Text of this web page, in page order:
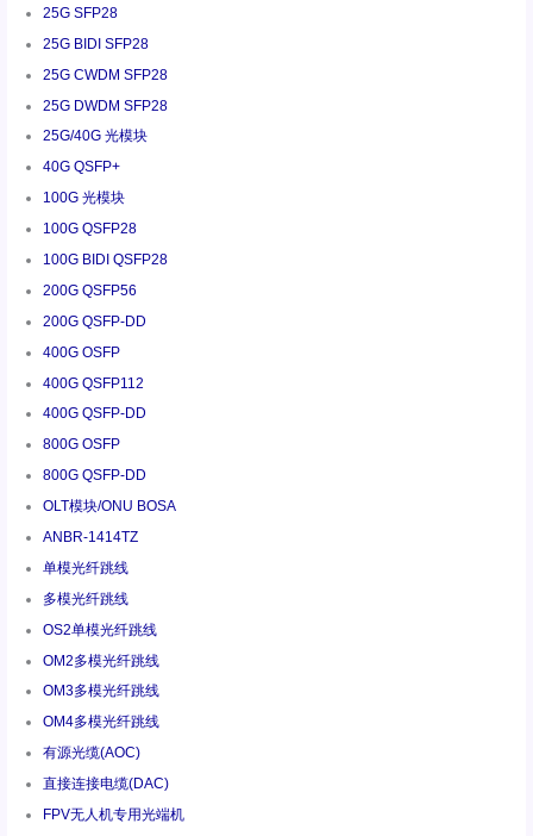
25G SFP28
25G BIDI SFP28
25G CWDM SFP28
25G DWDM SFP28
25G/40G 光模块
40G QSFP+
100G 光模块
100G QSFP28
100G BIDI QSFP28
200G QSFP56
200G QSFP-DD
400G OSFP
400G QSFP112
400G QSFP-DD
800G OSFP
800G QSFP-DD
OLT模块/ONU BOSA
ANBR-1414TZ
单模光纤跳线
多模光纤跳线
OS2单模光纤跳线
OM2多模光纤跳线
OM3多模光纤跳线
OM4多模光纤跳线
有源光缆(AOC)
直接连接电缆(DAC)
FPV无人机专用光端机